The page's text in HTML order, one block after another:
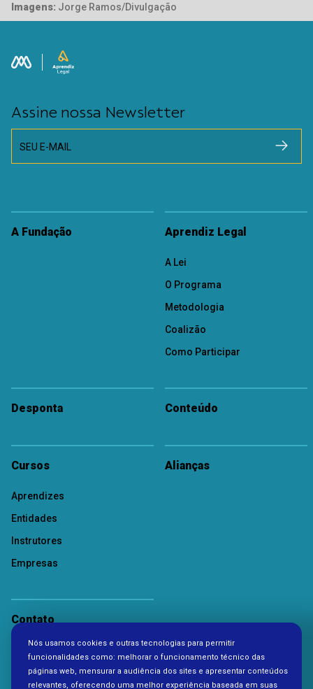
Imagens: Jorge Ramos/Divulgação
Assine nossa Newsletter
SEU E-MAIL
A Fundação Aprendiz Legal
A Lei
O Programa
Metodologia
Coalizão
Como Participar
Desponta Conteúdo
Cursos
Aprendizes
Entidades
Instrutores
Empresas
Alianças
Contato
Nós usamos cookies e outras tecnologias para permitir
funcionalidades como: melhorar o funcionamento técnico das
páginas web, mensurar a audiência dos sites e apresentar conteúdos
relevantes, oferecendo uma melhor experiência baseada em suas